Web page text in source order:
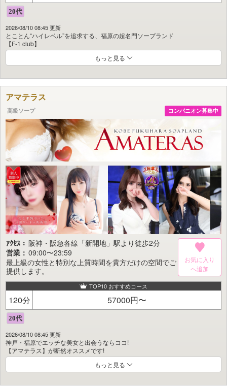
制服のままイチャイチャしたり…
ブルマやスク水の“ライン”に煽られたり…
恋人気分で甘く過ごすもよし、
攻めて攻められて妄想全開で楽しむもよし――
気づけばムスコの限界、MAX…!!
福原唯一の『新感覚学園ソープ』
2号店、ついに開校です。
2026/08/10 08:45 更新
とことん“ハイレベル”を追求する、福原の超名門ソープランド
【F-1 club】
高級店だからこそ、キャストのみならずスタッフに至るまで、
サービス・心遣い・マナー――そのすべてを徹底し、
まさに“知る人ぞ知る”人気店として、
ハイステイタスでありながらも居心地の良さにこだわり、
安心のキャストレベル、そして空間までも最高級品質。
既存のサービスに留まることなく、
より充実したひとときをお届けするため、日々努力を重ね、
今までにない斬新なサービスも積極的に取り入れております。
業界に新しい風を吹き込む存在として、
【F-1 club】は進化を止めません。
■F-1 clubからのお約束■
1.キャスト一人ひとりが真心を込めた接客を徹底
2.スタッフの細部にこだわる心遣いと接客マナー
3.安心してご利用いただける、厳選されたキャストの質とレベル
4.最高のステイタスと居心地の良さを追求した空間づくり
5.お客様のご意見を大切にした店づくり
以上5カ条を、これまで以上に強化し実践してまいります。
もっと見る
アマテラス
高級ソープ コンパニオン募集中
ｱｸｾｽ： 阪神・阪急各線「新開地」駅より徒歩2分
営業： 09:00〜23:59
最上級の女性と特別な上質時間を貴方だけの空間でご
提供します。
お気に入り
TOP10 おすすめコース
120分 57000円〜
2026/08/10 08:45 更新
神戸・福原でエッチな美女と出会うならココ!
【アマテラス】が断然オススメです!
知る人ぞ知る人気ソープランド【アマテラス】には、
ハイレベルなキャストが多数在籍。
もっと見る